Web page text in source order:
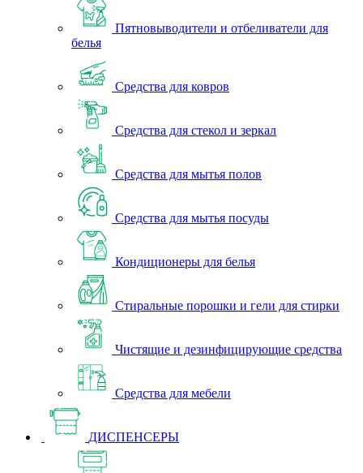
Пятновыводители и отбеливатели для
белья
Средства для ковров
Средства для стекол и зеркал
Средства для мытья полов
Средства для мытья посуды
Кондиционеры для белья
Стиральные порошки и гели для стирки
Чистящие и дезинфицирующие средства
Средства для мебели
ДИСПЕНСЕРЫ